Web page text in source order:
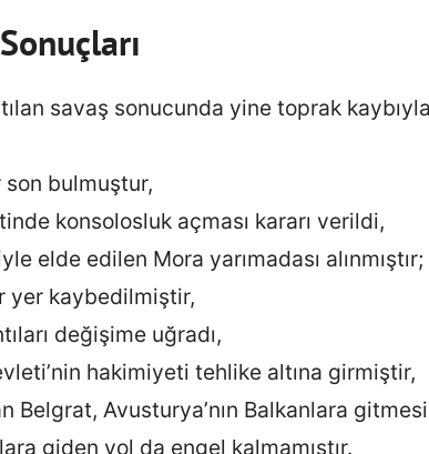
savaş sonucunda yine toprak
son bulmuştur,
konsolosluk açması kararı verildi,
elde edilen Mora yarımadası alınmıştır;
yer kaybedilmiştir,
değişime uğradı,
hakimiyeti tehlike altına girmiştir,
Belgrat, Avusturya’nın Balkanlara
giden yol da engel kalmamıştır.